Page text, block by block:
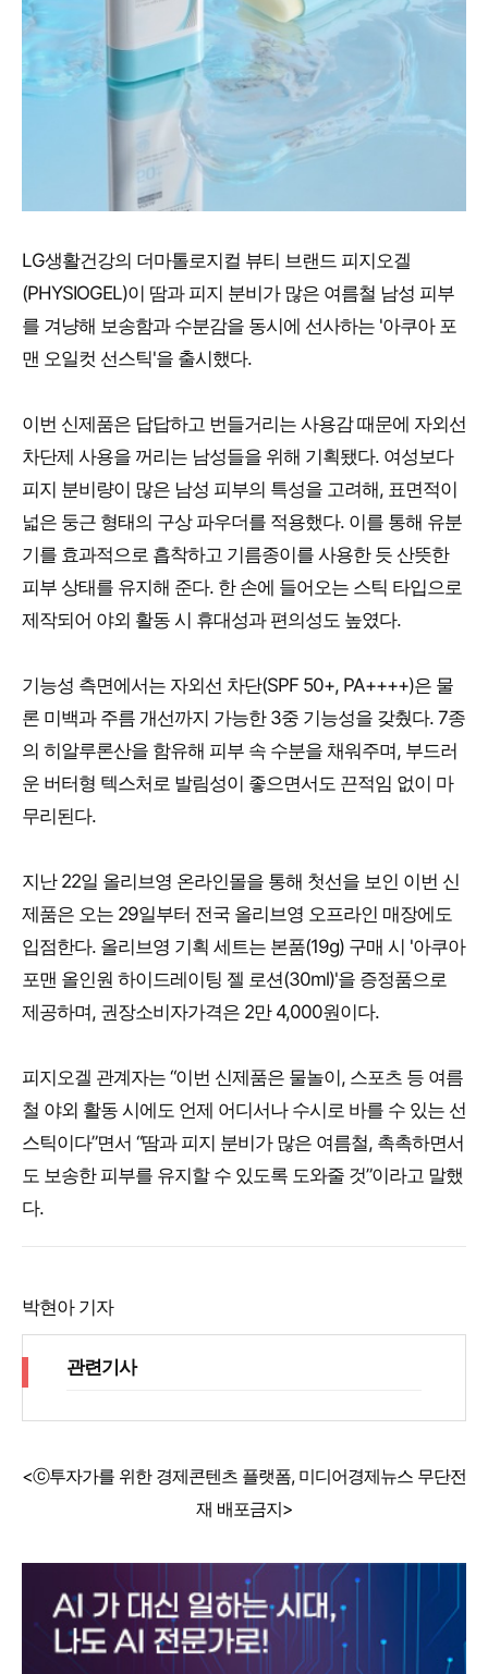
LG생활건강의 더마톨로지컬 뷰티 브랜드 피지오겔
(PHYSIOGEL)이 땀과 피지 분비가 많은 여름철 남성 피부
를 겨냥해 보송함과 수분감을 동시에 선사하는 '아쿠아 포
맨 오일컷 선스틱'을 출시했다.
이번 신제품은 답답하고 번들거리는 사용감 때문에 자외선
차단제 사용을 꺼리는 남성들을 위해 기획됐다. 여성보다
피지 분비량이 많은 남성 피부의 특성을 고려해, 표면적이
넓은 둥근 형태의 구상 파우더를 적용했다. 이를 통해 유분
기를 효과적으로 흡착하고 기름종이를 사용한 듯 산뜻한
피부 상태를 유지해 준다. 한 손에 들어오는 스틱 타입으로
제작되어 야외 활동 시 휴대성과 편의성도 높였다.
기능성 측면에서는 자외선 차단(SPF 50+, PA++++)은 물
론 미백과 주름 개선까지 가능한 3중 기능성을 갖췄다. 7종
의 히알루론산을 함유해 피부 속 수분을 채워주며, 부드러
운 버터형 텍스처로 발림성이 좋으면서도 끈적임 없이 마
무리된다.
지난 22일 올리브영 온라인몰을 통해 첫선을 보인 이번 신
제품은 오는 29일부터 전국 올리브영 오프라인 매장에도
입점한다. 올리브영 기획 세트는 본품(19g) 구매 시 '아쿠아
포맨 올인원 하이드레이팅 젤 로션(30ml)'을 증정품으로
제공하며, 권장소비자가격은 2만 4,000원이다.
피지오겔 관계자는 “이번 신제품은 물놀이, 스포츠 등 여름
철 야외 활동 시에도 언제 어디서나 수시로 바를 수 있는 선
스틱이다”면서 “땀과 피지 분비가 많은 여름철, 촉촉하면서
도 보송한 피부를 유지할 수 있도록 도와줄 것”이라고 말했
다.
박현아 기자
관련기사
<ⓒ투자가를 위한 경제콘텐츠 플랫폼, 미디어경제뉴스 무단전
재 배포금지>